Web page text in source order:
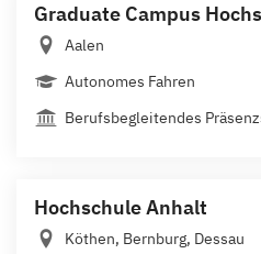
Graduate Campus
Aalen
Autonomes Fahren
Berufsbegleitendes
Hochschule Anhalt
Köthen, Bernburg, Dessau